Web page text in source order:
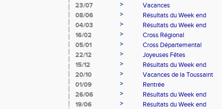
23/07 >
Vacances
08/06
>
Résultats du Week end
04/03
>
Résultats du Week end
16/02
>
Cross Régional
05/01
>
Cross Départemental
22/12
>
Joyeuses Fêtes
15/12
>
Résultats du Week end
20/10
>
Vacances de la Toussaint
01/09
>
Rentrée
26/06
>
Résultats du Week end
19/06
>
Résultats du Week end